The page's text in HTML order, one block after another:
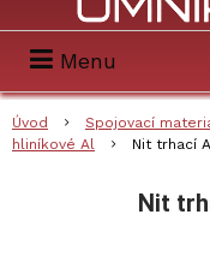
Menu
Úvod Spojovací
hliníkové Al
Nit trhací
Nit